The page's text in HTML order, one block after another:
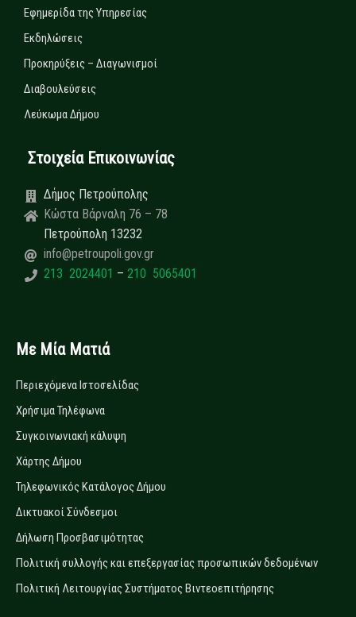
Εφημερίδα της Υπηρεσίας
Εκδηλώσεις
Προκηρύξεις – Διαγωνισμοί
Διαβουλεύσεις
Λεύκωμα Δήμου
Στοιχεία Επικοινωνίας
Δήμος Πετρούπολης
Κώστα Βάρναλη 76 – 78
Πετρούπολη 13232
info@petroupoli.gov.gr
213 2024401 – 210 5065401
Με Μία Ματιά
Περιεχόμενα Ιστοσελίδας
Χρήσιμα Τηλέφωνα
Συγκοινωνιακή κάλυψη
Χάρτης Δήμου
Τηλεφωνικός Κατάλογος Δήμου
Δικτυακοί Σύνδεσμοι
Δήλωση Προσβασιμότητας
Πολιτική συλλογής και επεξεργασίας προσωπικών δεδομένων
Πολιτική Λειτουργίας Συστήματος Βιντεοεπιτήρησης